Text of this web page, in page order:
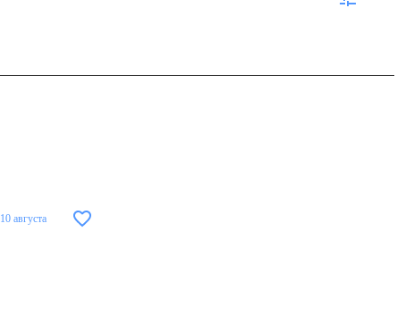
10 августа